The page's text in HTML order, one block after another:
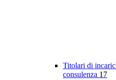
Titolari di
consulenza 17